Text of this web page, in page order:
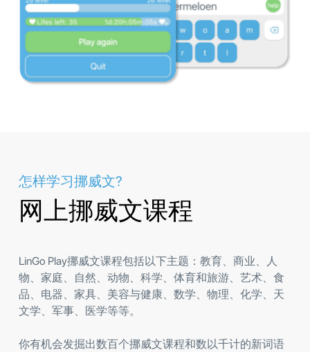
怎样学习挪威文?
网上挪威文课程
LinGo Play挪威文课程包括以下主题：教育、商业、人
物、家庭、自然、动物、科学、体育和旅游、艺术、食
品、电器、家具、美容与健康、数学、物理、化学、天
文学、军事、医学等等。
你有机会发掘出数百个挪威文课程和数以千计的新词语